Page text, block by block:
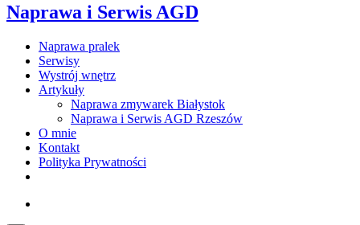
Naprawa i Serwis AGD
Naprawa pralek
Serwisy
Wystrój wnętrz
Artykuły
Naprawa zmywarek Białystok
Naprawa i Serwis AGD Rzeszów
O mnie
Kontakt
Polityka Prywatności